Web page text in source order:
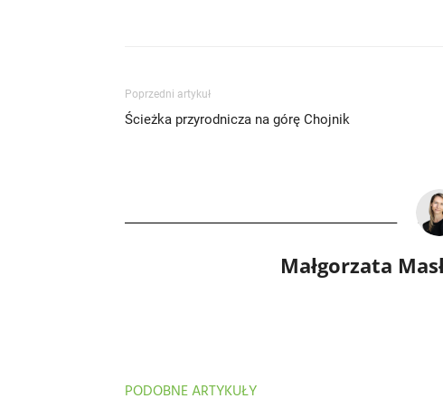
Poprzedni artykuł
Ścieżka przyrodnicza na górę Chojnik
Małgorzata
PODOBNE ARTYKUŁY